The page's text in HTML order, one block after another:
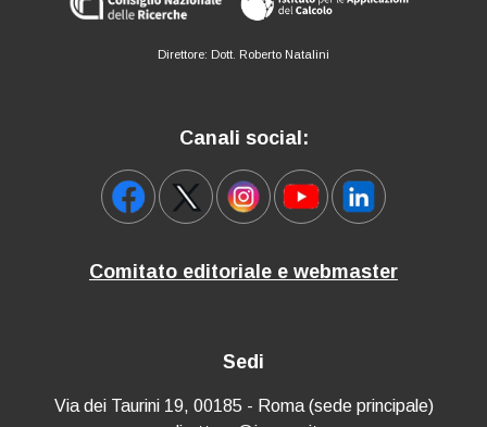
Direttore: Dott. Roberto Natalini
Canali social:
Comitato editoriale e webmaster
Sedi
Via dei Taurini 19, 00185 - Roma (sede principale)